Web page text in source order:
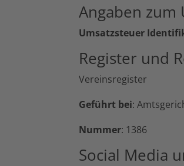
Angaben
Umsatzsteuer
Register und
Vereinsregister
Geführt bei:
Nummer: 1386
Social Media